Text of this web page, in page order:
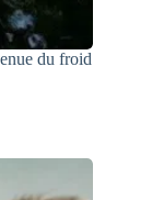
du froid